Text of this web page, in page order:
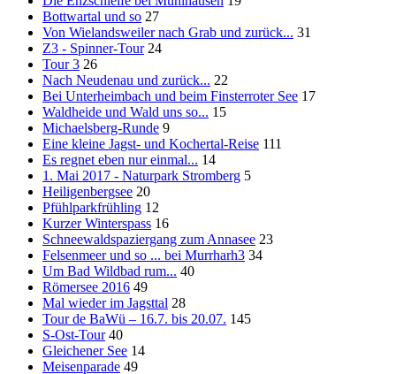
Bottwartal und so 27
Von Wielandsweiler nach Grab und zurück... 31
Z3 - Spinner-Tour 24
Tour 3 26
Nach Neudenau und zurück... 22
Bei Unterheimbach und beim Finsterroter See 17
Waldheide und Wald uns so... 15
Michaelsberg-Runde 9
Eine kleine Jagst- und Kochertal-Reise 111
Es regnet eben nur einmal... 14
1. Mai 2017 - Naturpark Stromberg 5
Heiligenbergsee 20
Pfühlparkfrühling 12
Kurzer Winterspass 16
Schneewaldspaziergang zum Annasee 23
Felsenmeer und so ... bei Murrharh3 34
Um Bad Wildbad rum... 40
Römersee 2016 49
Mal wieder im Jagsttal 28
Tour de BaWü – 16.7. bis 20.07. 145
S-Ost-Tour 40
Gleichener See 14
Meisenparade 49